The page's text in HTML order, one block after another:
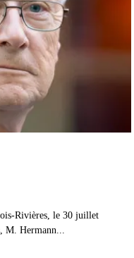
Rivières, le 30 juillet
M. Hermann...